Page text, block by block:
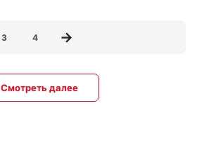
3 4
Смотреть далее